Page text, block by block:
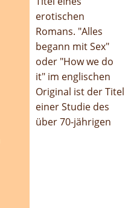
erotischen
Romans. "Alles
begann mit Sex"
oder "How we do
it" im englischen
Original ist der Titel
einer Studie des
über 70-jährigen